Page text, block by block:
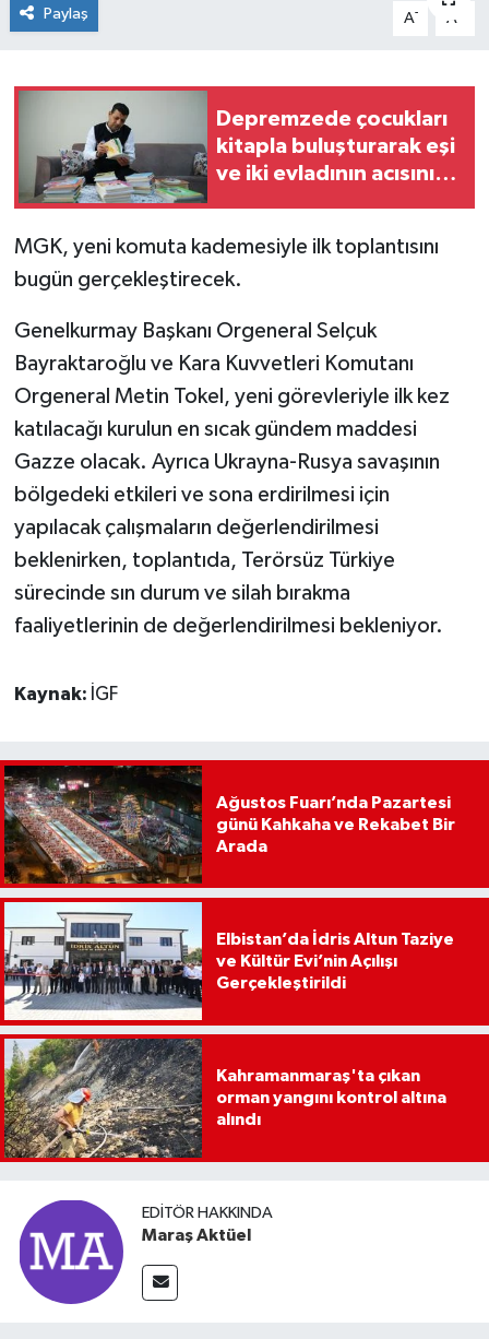
Paylaş A- A
Depremzede çocukları
kitapla buluşturarak eşi
ve iki evladının acısını
MGK, yeni komuta kademesiyle ilk toplantısını
bugün gerçekleştirecek.
Genelkurmay Başkanı Orgeneral Selçuk
Bayraktaroğlu ve Kara Kuvvetleri Komutanı
Orgeneral Metin Tokel, yeni görevleriyle ilk kez
katılacağı kurulun en sıcak gündem maddesi
Gazze olacak. Ayrıca Ukrayna-Rusya savaşının
bölgedeki etkileri ve sona erdirilmesi için
yapılacak çalışmaların değerlendirilmesi
beklenirken, toplantıda, Terörsüz Türkiye
sürecinde sın durum ve silah bırakma
faaliyetlerinin de değerlendirilmesi bekleniyor.
Kaynak: İGF
Ağustos Fuarı’nda Pazartesi
günü Kahkaha ve Rekabet Bir
Arada
Elbistan’da İdris Altun Taziye
ve Kültür Evi’nin Açılışı
Gerçekleştirildi
Kahramanmaraş'ta çıkan
orman yangını kontrol altına
alındı
EDITÖR HAKKINDA
Maraş Aktüel